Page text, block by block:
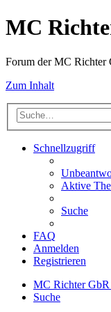
MC
Forum der MC Richter
Zum Inhalt
Schnellzugriff
Aktive
Suche
FAQ
Anmelden
Registrieren
MC Richter GbR
Suche